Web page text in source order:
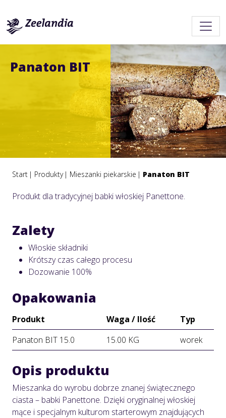
Panaton BIT
Start Produkty Mieszanki piekarskie Panaton BIT
Produkt dla tradycyjnej babki włoskiej Panettone.
Zalety
Włoskie składniki
Krótszy czas całego procesu
Dozowanie 100%
Opakowania
Produkt Waga / Ilość
Typ
Panaton BIT 15.0
15.00 KG worek
Opis produktu
Mieszanka do wyrobu dobrze znanej świątecznego
ciasta – babki Panettone. Dzięki oryginalnej włoskiej
mące i specjalnym kulturom starterowym znajdujących